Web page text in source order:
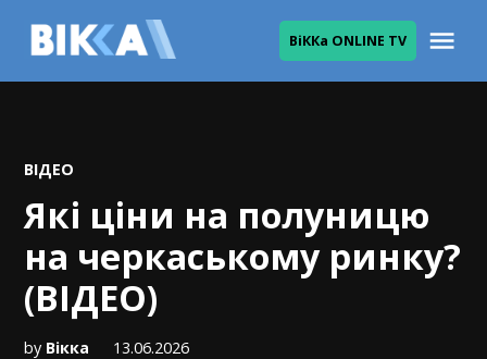
ВіККа ONLINE TV
POSTED
IN
ВІДЕО
Які ціни на полуницю
на черкаському ринку?
(ВІДЕО)
by Вікка 13.06.2026